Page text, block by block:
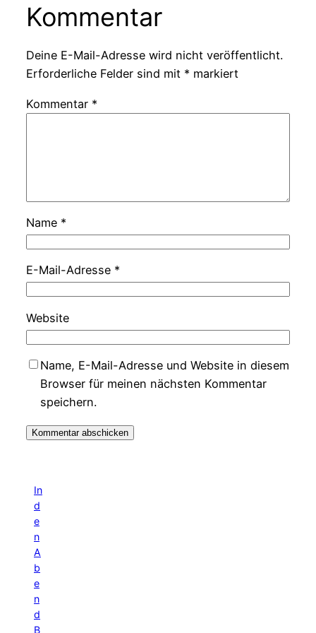
Kommentar
Deine E-Mail-Adresse wird nicht veröffentlicht.
Erforderliche Felder sind mit * markiert
Kommentar *
Name *
E-Mail-Adresse *
Website
Name, E-Mail-Adresse und Website in diesem
Browser für meinen nächsten Kommentar
speichern.
In
d
e
n
A
b
e
n
d
B